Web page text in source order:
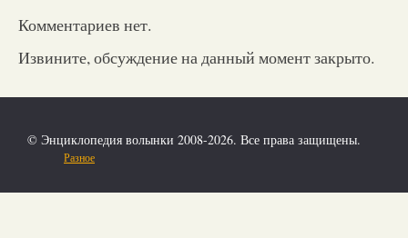
Комментариев нет.
Извините, обсуждение на данный момент закрыто.
© Энциклопедия волынки 2008-2026. Все права защищены.
Разное